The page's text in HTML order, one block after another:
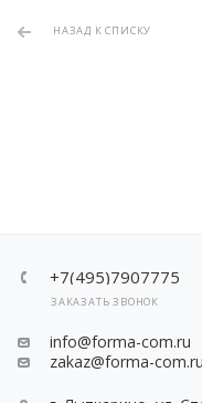
НАЗАД К СПИСКУ
+7(495)7907775
ЗАКАЗАТЬ ЗВОНОК
info@forma-com.ru
zakaz@forma-com.ru